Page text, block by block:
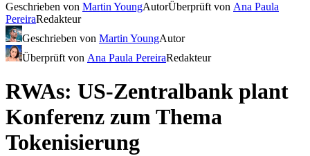
Geschrieben von Martin YoungAutorÜberprüft von Ana Paula
PereiraRedakteur
Geschrieben von Martin YoungAutor
Überprüft von Ana Paula PereiraRedakteur
RWAs: US-Zentralbank plant
Konferenz zum Thema
Tokenisierung